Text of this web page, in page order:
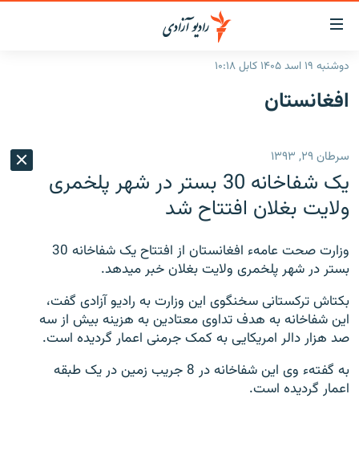
لینک‌های
قابل
دسترسی
بازگشت
بازگشت
منوی
اصلی
صفحه
صفحه نخست
گزارش‌ها
منطقه
شرق میانه
افغانستان
جهان
جدول نشرات
مصاحبه‌ها
مجموعه تصویری
بحران مهاجرت
'کووید-۱۹'
تماس
دوشنبه ۱۹ اسد ۱۴۰۵ کابل ۱۰:۱۸
افغانستان
سرطان ۲۹, ۱۳۹۳
یک شفاخانه 30 بستر در شهر پلخمری
ولایت بغلان افتتاح شد
وزارت صحت عامهء افغانستان از افتتاح یک شفاخانه 30
بستر در شهر پلخمری ولایت بغلان خبر میدهد.
بکتاش ترکستانی سخنگوی این وزارت به رادیو آزادی گفت،
این شفاخانه به هدف تداوی معتادین به هزینه بیش از سه
صد هزار دالر امریکایی به کمک جرمنی اعمار گردیده است.
به گفتهء وی این شفاخانه در 8 جریب زمین در یک طبقه
اعمار گردیده است.